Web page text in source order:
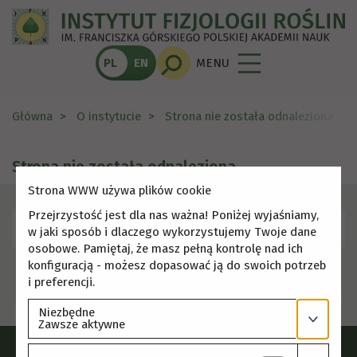
PL EN MENU
Główna O instytucie Strona nie została odnaleziona
Strona nie została odnaleziona
Skorzystaj z menu, aby wybrać inną stronę.
Strona WWW używa plików cookie
Przejrzystość jest dla nas ważna! Poniżej wyjaśniamy,
w jaki sposób i dlaczego wykorzystujemy Twoje dane
osobowe. Pamiętaj, że masz pełną kontrolę nad ich
konfiguracją - możesz dopasować ją do swoich potrzeb
i preferencji.
Niezbędne
Zawsze aktywne